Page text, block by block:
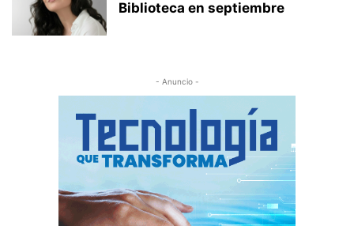
Biblioteca en septiembre
- Anuncio -